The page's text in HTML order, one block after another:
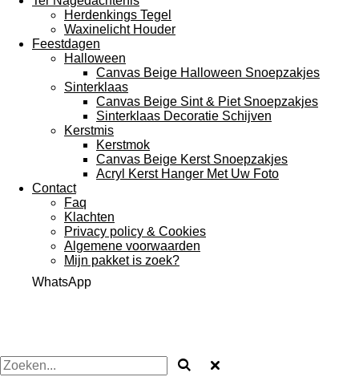
Herdenkings Tegel
Waxinelicht Houder
Feestdagen
Halloween
Canvas Beige Halloween Snoepzakjes
Sinterklaas
Canvas Beige Sint & Piet Snoepzakjes
Sinterklaas Decoratie Schijven
Kerstmis
Kerstmok
Canvas Beige Kerst Snoepzakjes
Acryl Kerst Hanger Met Uw Foto
Contact
Faq
Klachten
Privacy policy & Cookies
Algemene voorwaarden
Mijn pakket is zoek?
WhatsApp